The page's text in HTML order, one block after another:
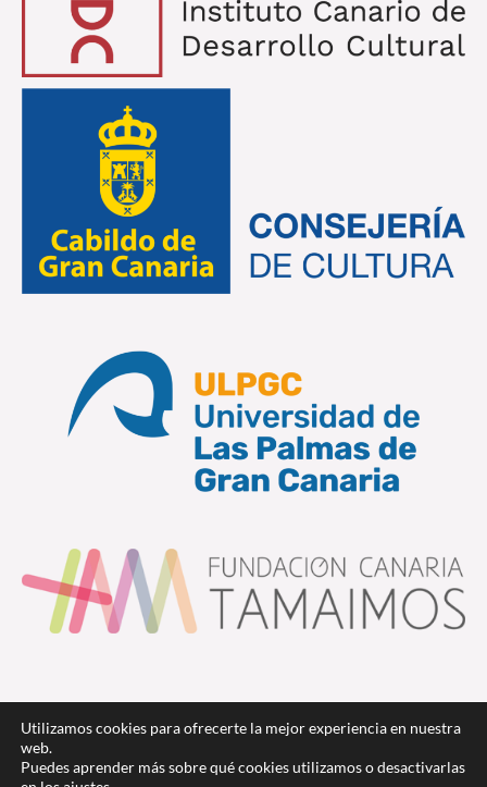
Utilizamos cookies para ofrecerte la mejor experiencia en nuestra
web.
Puedes aprender más sobre qué cookies utilizamos o desactivarlas